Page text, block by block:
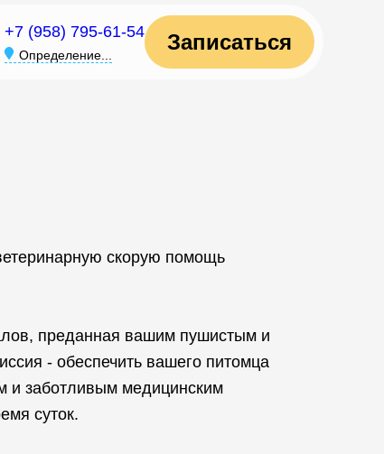
+7 (958) 795-61-54
Определение...
Записаться
скорую помощь
преданная вашим пушистым и
- обеспечить вашего питомца
и заботливым медицинским
суток.